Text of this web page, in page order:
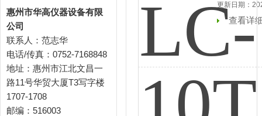
惠州市华高仪器设备有限
公司
联系人：范志华
电话/传真：0752-7168848
地址：惠州市江北文昌一
路11号华贸大厦T3写字楼
1707-1708
邮编：516003
更新日期：
查看详